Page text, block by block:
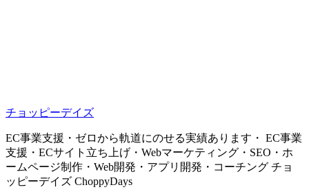
チョッピーデイズ
EC事業支援・ゼロから軌道にのせる実績あります・ EC事業
支援・ECサイト立ち上げ・Webマーケティング・SEO・ホ
ームページ制作・Web開発・アプリ開発・コーチング チョ
ッピーデイズ ChoppyDays